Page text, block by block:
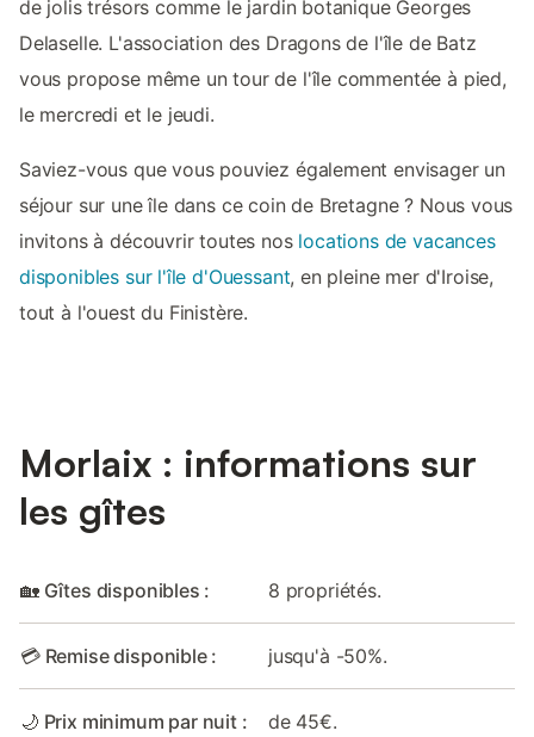
de jolis trésors comme le jardin botanique Georges
Delaselle. L'association des Dragons de l'île de Batz
vous propose même un tour de l'île commentée à pied,
le mercredi et le jeudi.
Saviez-vous que vous pouviez également envisager un
séjour sur une île dans ce coin de Bretagne ? Nous vous
invitons à découvrir toutes nos locations de vacances
disponibles sur l'île d'Ouessant, en pleine mer d'Iroise,
tout à l'ouest du Finistère.
Morlaix : informations sur
les gîtes
🏡 Gîtes disponibles : 8 propriétés.
💳 Remise disponible : jusqu'à -50%.
🌙 Prix minimum par nuit : de 45€.